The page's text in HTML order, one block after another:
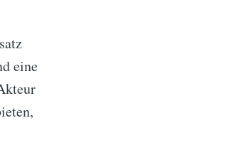
eine